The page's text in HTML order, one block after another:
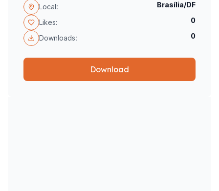
Local:
Brasília/DF
Likes: 0
Downloads: 0
Download